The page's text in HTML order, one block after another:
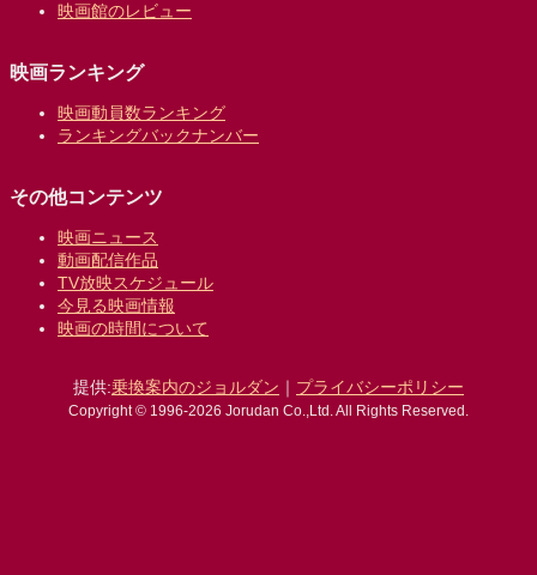
映画館のレビュー
映画ランキング
映画動員数ランキング
ランキングバックナンバー
その他コンテンツ
映画ニュース
動画配信作品
TV放映スケジュール
今見る映画情報
映画の時間について
提供:乗換案内のジョルダン ｜ プライバシーポリシー
Copyright © 1996-2026 Jorudan Co.,Ltd. All Rights Reserved.